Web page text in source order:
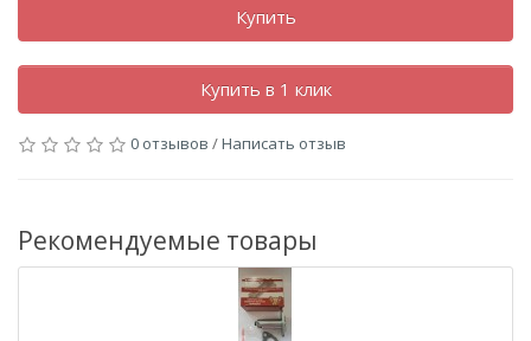
Купить
Купить в 1 клик
0 отзывов /Написать отзыв
Рекомендуемые товары